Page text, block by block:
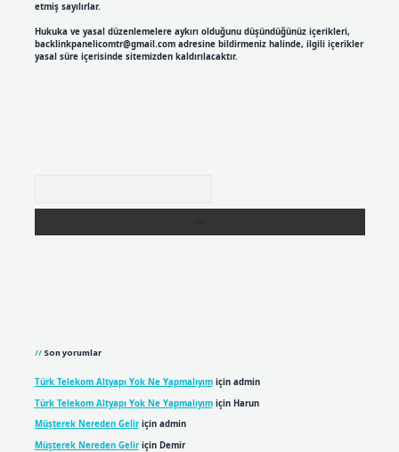
etmiş sayılırlar.
Hukuka ve yasal düzenlemelere aykırı olduğunu düşündüğünüz içerikleri,
backlinkpanelicomtr@gmail.comadresine bildirmeniz halinde, ilgili içerikler
yasal süre içerisinde sitemizden kaldırılacaktır.
Son yorumlar
Türk Telekom Altyapı Yok Ne Yapmalıyımiçin admin
Türk Telekom Altyapı Yok Ne Yapmalıyımiçin Harun
Müşterek Nereden Geliriçin admin
Müşterek Nereden Geliriçin Demir